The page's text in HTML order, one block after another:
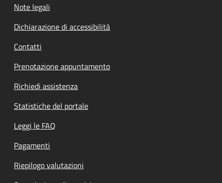
Note legali
Dichiarazione di accessibilità
Contatti
Prenotazione appuntamento
Richiedi assistenza
Statistiche del portale
Leggi le FAQ
Pagamenti
Riepilogo valutazioni